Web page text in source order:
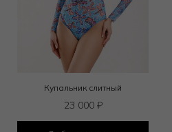
Купальник слитный
23 000 ₽